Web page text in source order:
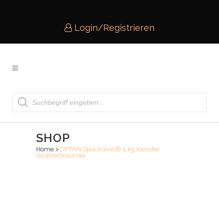
Login/Registrieren
Products
search
SHOP
Home > OPTAN Spuckolino® 5 kg Kanister
Großverbraucher